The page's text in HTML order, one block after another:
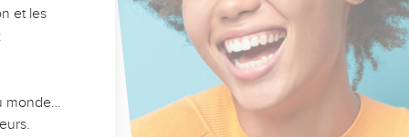
et les
monde…